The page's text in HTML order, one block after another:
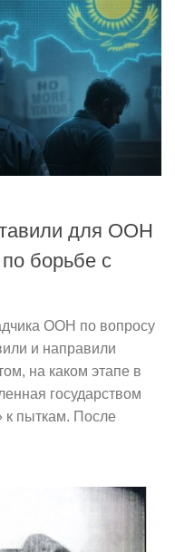
для ООН
борьбе с
ООН по вопросу
и направили
на каком этапе в
государством
к пыткам. После